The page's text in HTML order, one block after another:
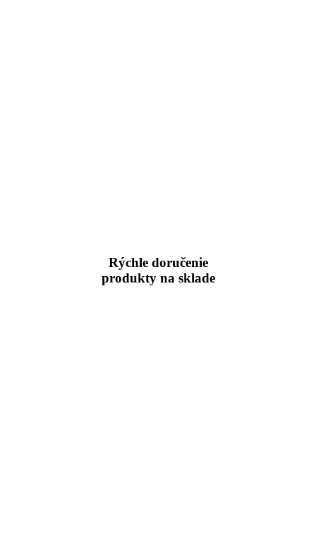
Rýchle doručenie
produkty na sklade